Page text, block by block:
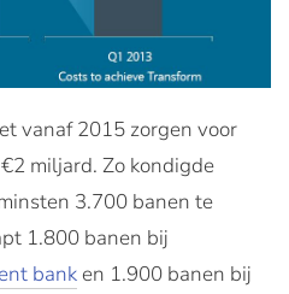
vanaf 2015 zorgen voor
miljard. Zo kondigde
3.700 banen te
1.800 banen bij
bank en 1.900 banen bij